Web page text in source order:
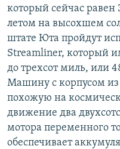
который сейчас равен
летом на высохшем
штате Юта пройдут
Streamliner, который
до трехсот миль, или
Машину с корпусом из
похожую на
движение два
мотора переменного
обеспечивает